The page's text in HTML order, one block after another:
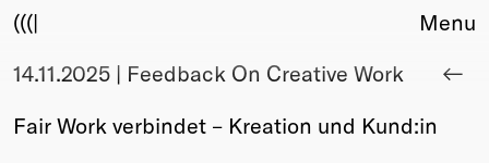
(((|
About
Award
Menu
14.11.2025 | Feedback On Creative Work
Fair Work verbindet – Kreation und Kund:in